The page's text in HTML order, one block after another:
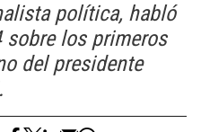
política, habló
sobre los primeros
del presidente